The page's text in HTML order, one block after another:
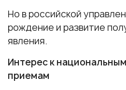
Но в российской
рождение и развитие
явления.
Интерес к
приемам